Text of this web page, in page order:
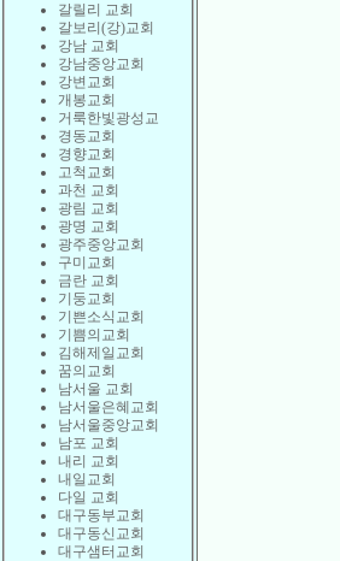
갈릴리 교회
갈보리(강)교회
강남 교회
강남중앙교회
강변교회
개봉교회
거룩한빛광성교
경동교회
경향교회
고척교회
과천 교회
광림 교회
광명 교회
광주중앙교회
구미교회
금란 교회
기둥교회
기쁜소식교회
기쁨의교회
김해제일교회
꿈의교회
남서울 교회
남서울은혜교회
남서울중앙교회
남포 교회
내리 교회
내일교회
다일 교회
대구동부교회
대구동신교회
대구샘터교회